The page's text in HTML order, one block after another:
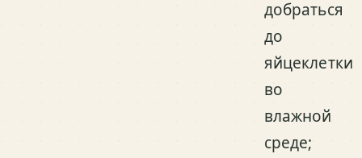
добраться
до
яйцеклетки
во
влажной
среде;